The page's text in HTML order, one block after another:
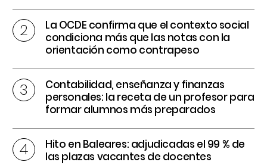
La OCDE confirma que el contexto social
condiciona más que las notas con la
orientación como contrapeso
Contabilidad, enseñanza y finanzas
personales: la receta de un profesor para
formar alumnos más preparados
Hito en Baleares: adjudicadas el 99 % de
las plazas vacantes de docentes